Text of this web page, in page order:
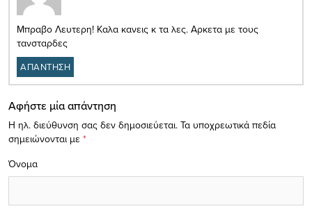
Μπραβο Λευτερη! Καλα κανεις κ τα λες. Αρκετα με τους
τανσταρδες
ΑΠΑΝΤΗΣΗ
Αφήστε μία απάντηση
Η ηλ. διεύθυνση σας δεν δημοσιεύεται. Τα υποχρεωτικά πεδία
σημειώνονται με *
Όνομα